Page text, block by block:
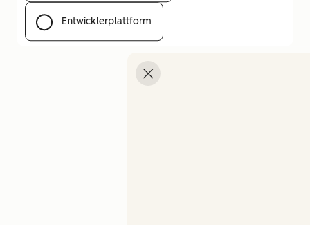
Menü öffnen
Entwicklerplattform